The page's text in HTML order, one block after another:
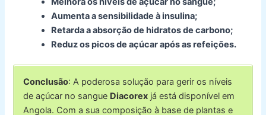
Aumenta a sensibilidade à insulina;
Retarda a absorção de hidratos de carbono;
Reduz os picos de açúcar após as refeições.
Conclusão: A poderosa solução para gerir os níveis
de açúcar no sangue Diacorex já está disponível em
Angola. Com a sua composição à base de plantas e